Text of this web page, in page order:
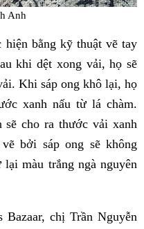
Anh
bằng kỹ thuật vẽ tay
khi dệt xong vải, họ sẽ
Khi sáp ong khô lại, họ
xanh nấu từ lá chàm.
cho ra thước vải xanh
bởi sáp ong sẽ không
màu trắng ngà nguyên
Bazaar, chị Trần Nguyễn